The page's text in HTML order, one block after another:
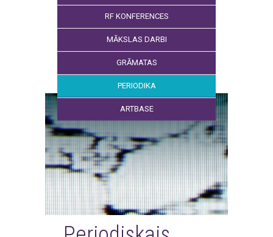
RF KONFERENCES
MĀKSLAS DARBI
GRĀMATAS
PERIODIKA
ARTBASE